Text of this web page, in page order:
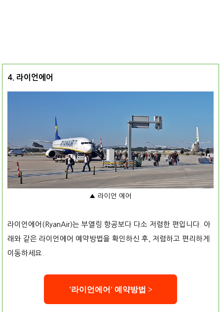
4. 라이언에어
▲ 라이언 에어
라이언에어(RyanAir)는 부엘링 항공보다 다소 저렴한 편입니다. 아
래와 같은 라이언에어 예약방법을 확인하신 후, 저렴하고 편리하게
이동하세요.
'라이언에어' 예약방법 >